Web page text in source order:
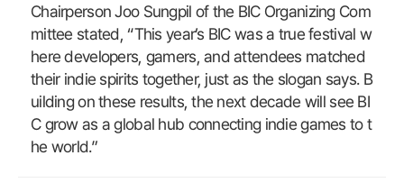
Chairperson Joo Sungpil of the BIC Organizing Com
mittee stated, “This year’s BIC was a true festival w
here developers, gamers, and attendees matched
their indie spirits together, just as the slogan says. B
uilding on these results, the next decade will see BI
C grow as a global hub connecting indie games to t
he world.”